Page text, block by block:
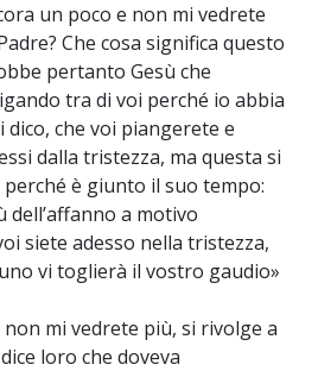
un poco e non mi vedrete
Che cosa significa questo
pertanto Gesù che
tra di voi perché io abbia
che voi piangerete e
dalla tristezza, ma questa si
è giunto il suo tempo:
a motivo
siete adesso nella tristezza,
vi toglierà il vostro gaudio»
non mi vedrete più, si rivolge a
loro che doveva